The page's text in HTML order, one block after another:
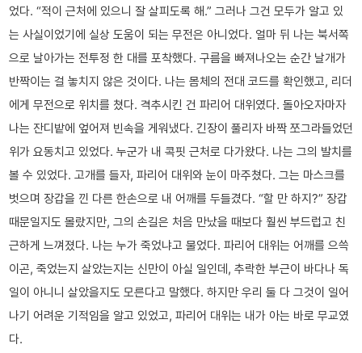
었다. “적이 근처에 있으니 잘 살피도록 해.” 그러나 그건 모두가 알고 있
는 사실이었기에 실상 도움이 되는 무전은 아니었다. 얼마 뒤 나는 북서쪽
으로 날아가는 전투정 한 대를 포착했다. 구름을 빠져나오는 순간 날개가
반짝이는 걸 놓치지 않은 것이다. 나는 몸체의 전대 코드를 확인했고, 리더
에게 무전으로 위치를 쳤다. 격추시킨 건 파리어 대위였다. 돌아오자마자
나는 잔디밭에 엎어져 빈속을 게워냈다. 긴장이 풀리자 바짝 쪼그라들었던
위가 요동치고 있었다. 누군가 내 콕핏 근처로 다가왔다. 나는 그의 발치를
볼 수 있었다. 고개를 들자, 파리어 대위와 눈이 마주쳤다. 그는 마스크를
벗으며 장갑을 낀 다른 한손으로 내 어깨를 두들겼다. “할 만 하지?” 장갑
때문일지도 몰랐지만, 그의 손길은 처음 만났을 때보다 훨씬 부드럽고 친
근하게 느껴졌다. 나는 누가 죽었냐고 물었다. 파리어 대위는 어깨를 으쓱
이곤, 죽었는지 살았는지는 신만이 아실 일인데, 추락한 부근이 바다나 독
일이 아니니 살았을지도 모른다고 말했다. 하지만 우리 둘 다 그것이 일어
나기 어려운 기적임을 알고 있었고, 파리어 대위는 내가 아는 바로 무교였
다.